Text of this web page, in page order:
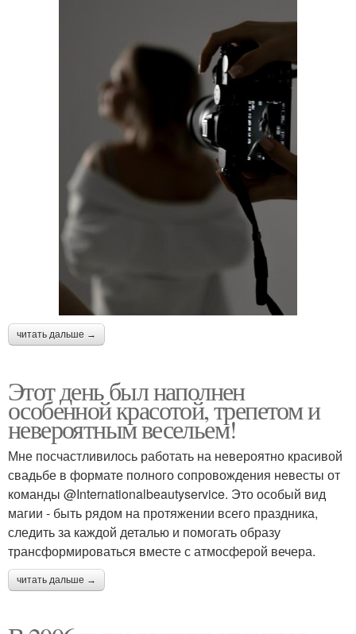
читать дальше →
Этот день был наполнен
особенной красотой, трепетом и
невероятным весельем!
Мне посчастливилось работать на невероятно красивой
свадьбе в формате полного сопровождения невесты от
команды @Internationalbeautyservice. Это особый вид
магии - быть рядом на протяжении всего праздника,
следить за каждой деталью и помогать образу
трансформироваться вместе с атмосферой вечера.
читать дальше →